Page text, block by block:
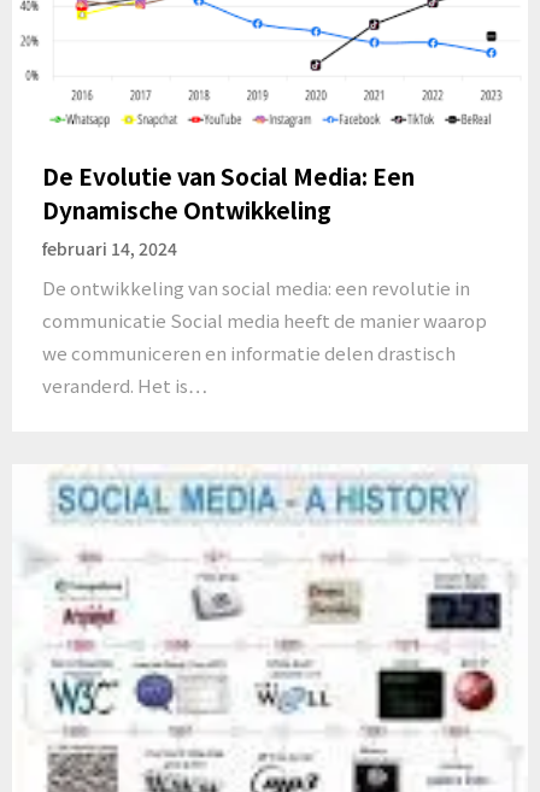
De Evolutie van Social Media: Een
Dynamische Ontwikkeling
februari 14, 2024
De ontwikkeling van social media: een revolutie in
communicatie Social media heeft de manier waarop
we communiceren en informatie delen drastisch
veranderd. Het is…